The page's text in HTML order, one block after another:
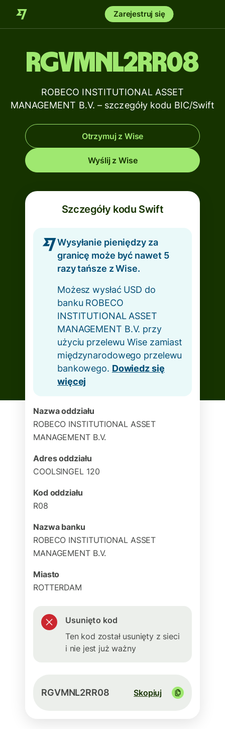
Zarejestruj się
RGVMNL2RR08
ROBECO INSTITUTIONAL ASSET
MANAGEMENT B.V. – szczegóły kodu BIC/Swift
Otrzymuj z Wise
Wyślij z Wise
Szczegóły kodu Swift
Wysyłanie pieniędzy za
granicę może być nawet 5
razy tańsze z Wise.
Możesz wysłać USD do
banku ROBECO
INSTITUTIONAL ASSET
MANAGEMENT B.V. przy
użyciu przelewu Wise zamiast
międzynarodowego przelewu
bankowego. Dowiedz się
więcej
Nazwa oddziału
ROBECO INSTITUTIONAL ASSET
MANAGEMENT B.V.
Adres oddziału
COOLSINGEL 120
Kod oddziału
R08
Nazwa banku
ROBECO INSTITUTIONAL ASSET
MANAGEMENT B.V.
Miasto
ROTTERDAM
Usunięto kod
Ten kod został usunięty z sieci
i nie jest już ważny
RGVMNL2RR08 Skopiuj